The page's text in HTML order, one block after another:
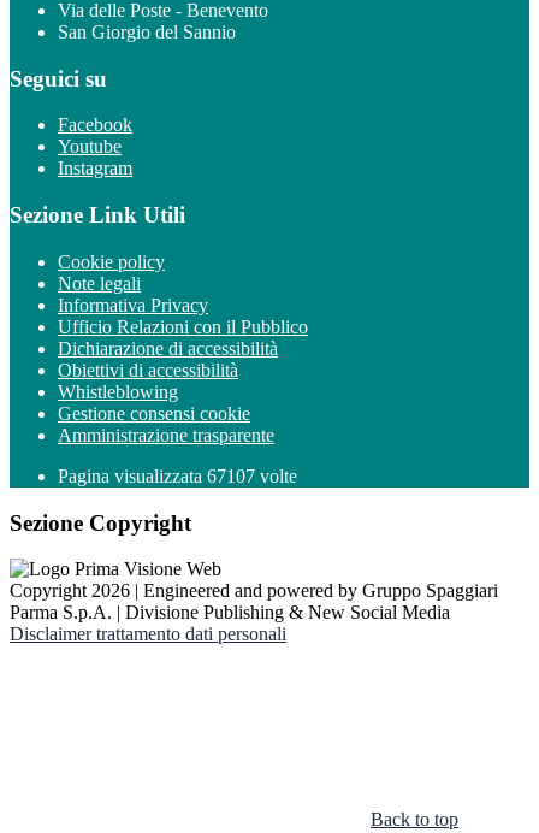
Via delle Poste - Benevento
San Giorgio del Sannio
Seguici su
Facebook
Youtube
Instagram
Sezione Link Utili
Cookie policy
Note legali
Informativa Privacy
Ufficio Relazioni con il Pubblico
Dichiarazione di accessibilità
Obiettivi di accessibilità
Whistleblowing
Gestione consensi cookie
Amministrazione trasparente
Pagina visualizzata 67107 volte
Sezione Copyright
Copyright 2026 | Engineered and powered by Gruppo Spaggiari
Parma S.p.A. | Divisione Publishing & New Social Media
Disclaimer trattamento dati personali
Back to top